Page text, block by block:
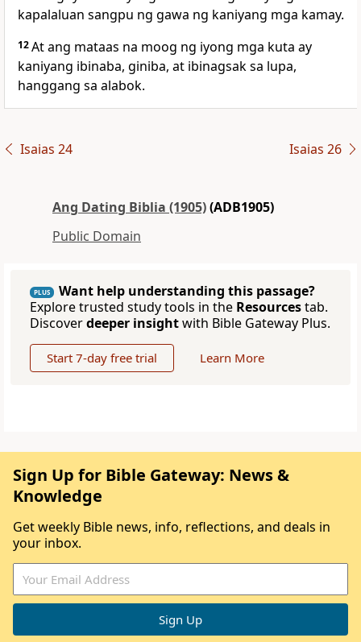
kapalaluan sangpu ng gawa ng kaniyang mga kamay.
12At ang mataas na moog ng iyong mga kuta ay
kaniyang ibinaba, giniba, at ibinagsak sa lupa,
hanggang sa alabok.
Isaias 24 Isaias 26
Ang Dating Biblia (1905)(ADB1905)
Public Domain
PLUS
Want help understanding this passage?
Explore trusted study tools in the Resourcestab.
Discoverdeeper insightwith Bible Gateway Plus.
Start 7-day free trial Learn More
Sign Up for Bible Gateway: News &
Knowledge
Get weekly Bible news, info, reflections, and deals in
your inbox.